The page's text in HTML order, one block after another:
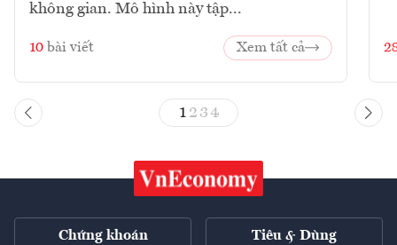
không gian. Mô hình này tập...
10 bài viết Xem tất cả
1 23 4
Chứng khoán Tiêu & Dùng